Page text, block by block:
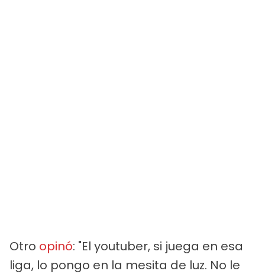
Otro opinó: "El youtuber, si juega en esa
liga, lo pongo en la mesita de luz. No le